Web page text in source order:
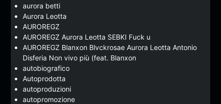
aurora betti
Aurora Leotta
AUROREGZ
AUROREGZ Aurora Leotta SEBKI Fuck u
AUROREGZ Blanxon Blvckrosae Aurora Leotta Antonio
Disferia Non vivo più (feat. Blanxon
autobiografico
Autoprodotta
autoproduzioni
autopromozione